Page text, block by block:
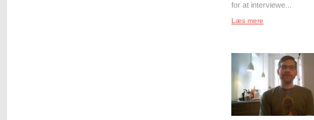
for at interviewe...
Læs mere